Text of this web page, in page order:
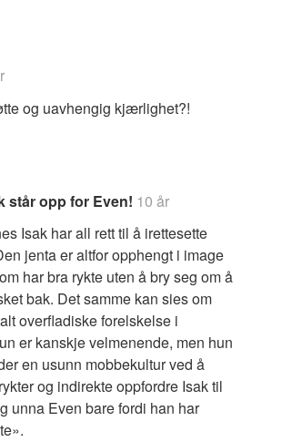
og uavhengig kjærlighet?!
står opp for Even! 10 år
Isak har all rett til å irettesette
jenta er altfor opphengt i image
har bra rykte uten å bry seg om å
bak. Det samme kan sies om
overfladiske forelskelse i
er kanskje velmenende, men hun
en usunn mobbekultur ved å
og indirekte oppfordre Isak til
unna Even bare fordi han har